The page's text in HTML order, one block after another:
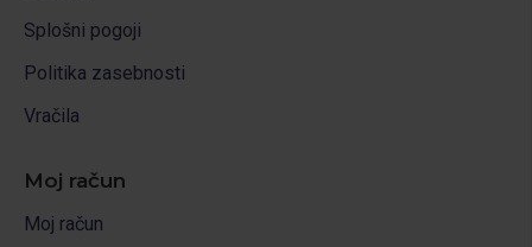
Splošni pogoji
Politika zasebnosti
Vračila
Moj račun
Moj račun